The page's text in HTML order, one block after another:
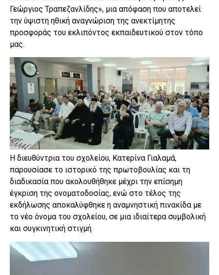
Γεώργιος Τραπεζανλίδης», μια απόφαση που αποτελεί
την ύψιστη ηθική αναγνώριση της ανεκτίμητης
προσφοράς του εκλιπόντος εκπαιδευτικού στον τόπο
μας.
Η διευθύντρια του σχολείου, Κατερίνα Γιαλαμά,
παρουσίασε το ιστορικό της πρωτοβουλίας και τη
διαδικασία που ακολουθήθηκε μέχρι την επίσημη
έγκριση της ονοματοδοσίας, ενώ στο τέλος της
εκδήλωσης αποκαλύφθηκε η αναμνηστική πινακίδα με
το νέο όνομα του σχολείου, σε μια ιδιαίτερα συμβολική
και συγκινητική στιγμή.